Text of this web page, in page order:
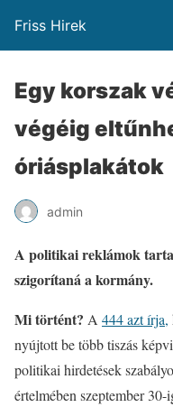
Friss Hirek
Egy korszak
végéig
óriásplakátok
admin
A politikai reklámok
szigorítaná a kormány.
Mi történt? A 444 azt írja,
nyújtott be több tiszás
politikai hirdetések
értelmében szeptember